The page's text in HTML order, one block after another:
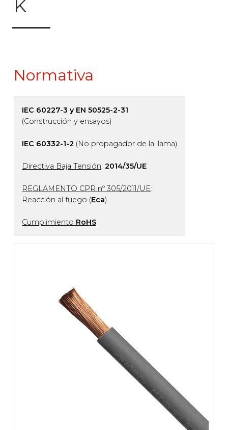
K
Normativa
IEC 60227-3 y EN 50525-2-31
(Construcción y ensayos)
IEC 60332-1-2 (No propagador de la llama)
Directiva Baja Tensión: 2014/35/UE
REGLAMENTO CPR nº 305/2011/UE:
Reacción al fuego (Eca)
Cumplimiento RoHS